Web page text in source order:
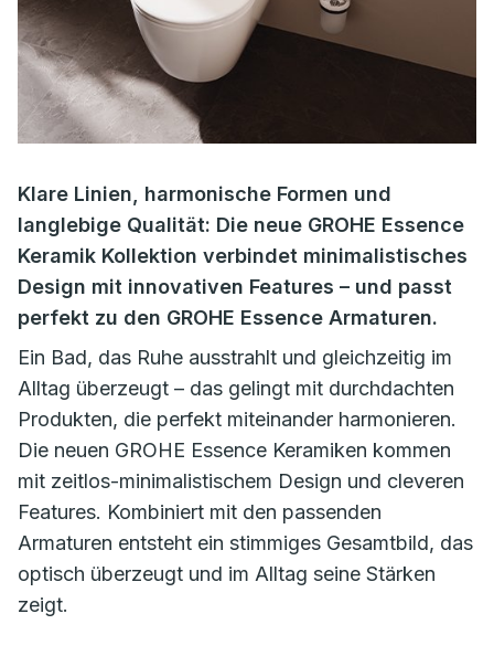
Klare Linien, harmonische Formen und
langlebige Qualität: Die neue GROHE Essence
Keramik Kollektion verbindet minimalistisches
Design mit innovativen Features – und passt
perfekt zu den GROHE Essence Armaturen.
Ein Bad, das Ruhe ausstrahlt und gleichzeitig im
Alltag überzeugt – das gelingt mit durchdachten
Produkten, die perfekt miteinander harmonieren.
Die neuen GROHE Essence Keramiken kommen
mit zeitlos-minimalistischem Design und cleveren
Features. Kombiniert mit den passenden
Armaturen entsteht ein stimmiges Gesamtbild, das
optisch überzeugt und im Alltag seine Stärken
zeigt.